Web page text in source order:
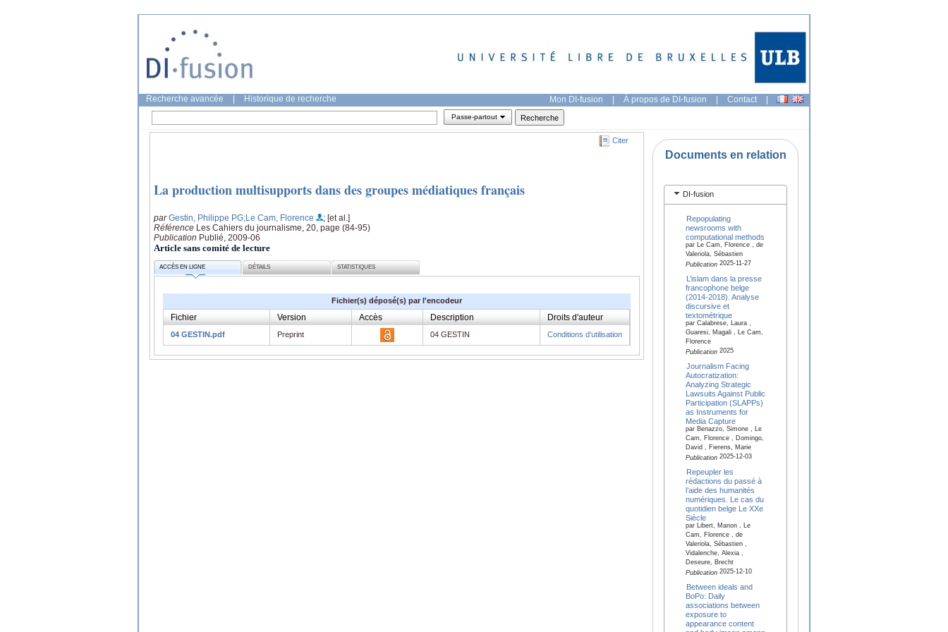
Recherche avancée Historique de recherche Mon DI-fusion | À propos de DI-fusion | Contact |
Passe-partout
Citer
La production multisupports dans des groupes médiatiques français
parGestin, Philippe PG;Le Cam, Florence
; [et al.]
Référence Les Cahiers du journalisme, 20, page (84-95)
Publication Publié, 2009-06
Article sans comité de lecture
ACCÈS EN LIGNE DÉTAILS STATISTIQUES
Fichier(s) déposé(s) par l'encodeur
Fichier Version Accès Description Droits d'auteur
04 GESTIN.pdf Preprint 04 GESTIN Conditions d'utilisation
Documents en relation
DI-fusion
Repopulating
newsrooms with
computational methods
par Le Cam, Florence , de
Valeriola, Sébastien
Publication2025-11-27
L’islam dans la presse
francophone belge
(2014-2018). Analyse
discursive et
textométrique
par Calabrese, Laura ,
Guaresi, Magali , Le Cam,
Florence
Publication2025
Journalism Facing
Autocratization:
Analyzing Strategic
Lawsuits Against Public
Participation (SLAPPs)
as Instruments for
Media Capture
par Benazzo, Simone , Le
Cam, Florence , Domingo,
David , Fierens, Marie
Publication2025-12-03
Repeupler les
rédactions du passé à
l’aide des humanités
numériques. Le cas du
quotidien belge Le XXe
Siècle
par Libert, Manon , Le
Cam, Florence , de
Valeriola, Sébastien ,
Vidalenche, Alexia ,
Deseure, Brecht
Publication2025-12-10
Between ideals and
BoPo: Daily
associations between
exposure to
appearance content